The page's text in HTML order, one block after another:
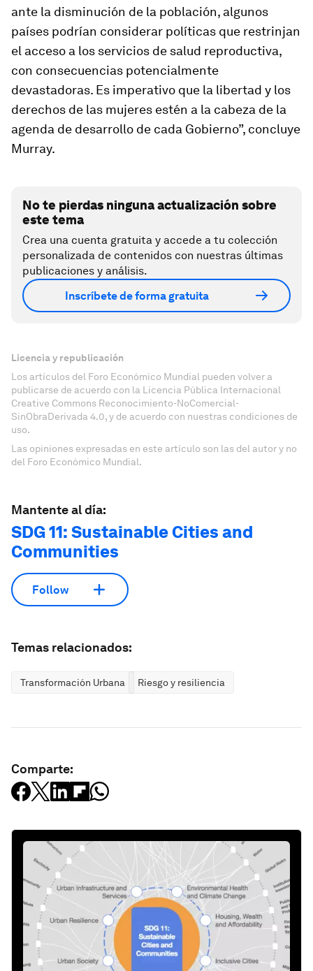
ante la disminución de la población, algunos
países podrían considerar políticas que restrinjan
el acceso a los servicios de salud reproductiva,
con consecuencias potencialmente
devastadoras. Es imperativo que la libertad y los
derechos de las mujeres estén a la cabeza de la
agenda de desarrollo de cada Gobierno”, concluye
Murray.
No te pierdas ninguna actualización sobre
este tema
Crea una cuenta gratuita y accede a tu colección
personalizada de contenidos con nuestras últimas
publicaciones y análisis.
Inscríbete de forma gratuita
Licencia y republicación
Los artículos del Foro Económico Mundial pueden volver a
publicarse de acuerdo con la Licencia Pública Internacional
Creative Commons Reconocimiento-NoComercial-
SinObraDerivada 4.0, y de acuerdo con nuestras condiciones de
uso.
Las opiniones expresadas en este artículo son las del autor y no
del Foro Económico Mundial.
Mantente al día:
SDG 11: Sustainable Cities and
Communities
Follow
Temas relacionados:
Transformación Urbana Riesgo y resiliencia
Comparte: